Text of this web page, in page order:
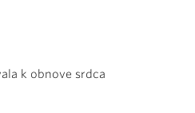
k obnove srdca